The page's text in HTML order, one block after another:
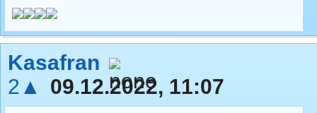
Kasafran
2▲
09.12.2022, 11:07